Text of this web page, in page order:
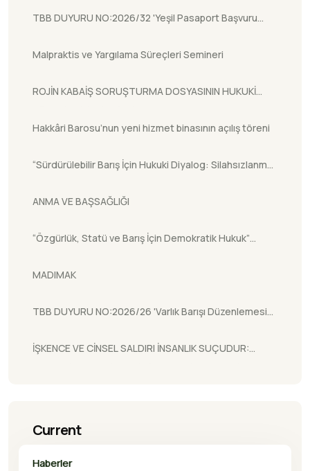
TBB DUYURU NO:2026/32 'Yeşil Pasaport Başvuru
Malpraktis ve Yargılama Süreçleri Semineri
ROJİN KABAİŞ SORUŞTURMA DOSYASININ HUKUKİ
Hakkâri Barosu’nun yeni hizmet binasının açılış töreni
“Sürdürülebilir Barış İçin Hukuki Diyalog: Silahsızlanma,
Müstakil Yasa ve Mevzuata İlişkin Değerlendirmeler”
ANMA VE BAŞSAĞLIĞI
“Özgürlük, Statü ve Barış İçin Demokratik Hukuk”
Konferansı
MADIMAK
TBB DUYURU NO:2026/26 'Varlık Barışı Düzenlemesi
İŞKENCE VE CİNSEL SALDIRI İNSANLIK SUÇUDUR:
Current
Haberler